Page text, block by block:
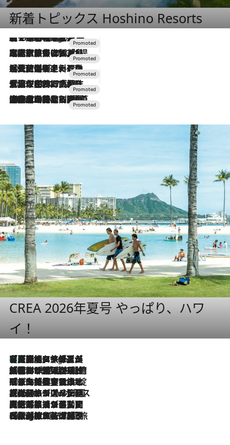
新着トピックス Hoshino Resorts
2 Hours Ago
【トンボの足水浴】ヒノキの香りに包まれて涼感マックス！約13℃の湧水かけ流しを避暑地「星野温泉 トンボの湯」で体験
2026.7.31
【ホテル帰省】という選択肢をOMOが提案。家族とほどよい距離を保つには「昼は実家、夜は気兼ねなくホテルで！」
2026.7.24
【夏限定ディナーコース】旬を迎える稚鮎や花ズッキーニなどをイタリア・トスカーナの郷土料理の手法で満喫！
2026.7.17
「土佐和ハーブかき氷」がOMO7高知に登場！生姜、山椒、大葉など目にも舌にも涼を呼ぶ郷土の味
2026.7.10
NEW OPEN！【界 草津】名湯の地に誕生。趣の異なる2種の温泉と上州ならではの会席・蕎麦割烹など美食を味わう究極の癒やし旅
CREA 2026年夏号 やっぱり、ハワ
イ！
4 Hours Ago
【厳選旅コスメ】「多機能アイテムがメイン！」旅好き美容エディターが選んだ夏旅ベストコスメを発表【Mサイズジップ】
2026.8.6
「荷物が増えるほど旅ストレスは増す」美容ジャーナリストがたどり着いた最終結論。“化粧品を劇的に減らす”感動の凝縮美容とは
2026.8.6
「旅先には金髪ウィッグを持参」日本と同じメイクでは損してる!? 美容ジャーナリストが提案する“掟破りの旅美容”とは
2026.8.6
【厳選旅コスメ】「身軽さ＆UV対策重視！」ヘアアーティストshucoが選んだ夏旅ベストコスメを発表【Mサイズジップ】
2026.8.5
【厳選旅コスメ】国内をあちこち移動する河井菜摘が選んだ夏旅ベストコスメ発表！「リラックスアイテムはマスト」【Mサイズジップ】
2026.8.4
【厳選旅コスメ】「紫外線＆乾燥対策しながらメイク感も！」ヘア＆メイクGeorgeが選んだ夏旅ベストコスメを発表！【Mサイズジップ】